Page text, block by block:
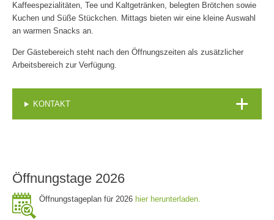
Kaffeespezialitäten, Tee und Kaltgetränken, belegten Brötchen sowie
Kuchen und Süße Stückchen. Mittags bieten wir eine kleine Auswahl
an warmen Snacks an.
Der Gästebereich steht nach den Öffnungszeiten als zusätzlicher
Arbeitsbereich zur Verfügung.
KONTAKT
Öffnungstage 2026
Öffnungstageplan für 2026 hier herunterladen.